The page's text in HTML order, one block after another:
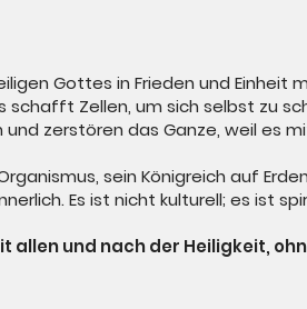
Gottes in Frieden und Einheit
Zellen, um sich selbst zu
zerstören das Ganze, weil es
sein Königreich auf
Es ist nicht kulturell; es ist
allen und nach der Heiligkeit,